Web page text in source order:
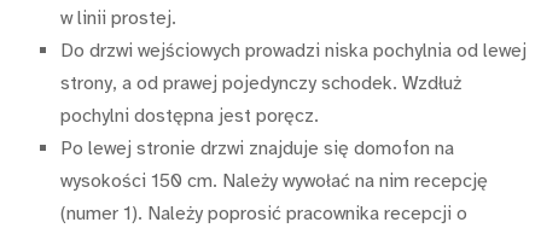
w linii prostej.
Do drzwi wejściowych prowadzi niska pochylnia od lewej
strony, a od prawej pojedynczy schodek. Wzdłuż
pochylni dostępna jest poręcz.
Po lewej stronie drzwi znajduje się domofon na
wysokości 150 cm. Należy wywołać na nim recepcję
(numer 1). Należy poprosić pracownika recepcji o